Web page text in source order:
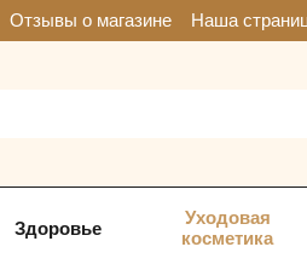
Отзывы о магазине Наша
Здоровье
Уходовая
косметика